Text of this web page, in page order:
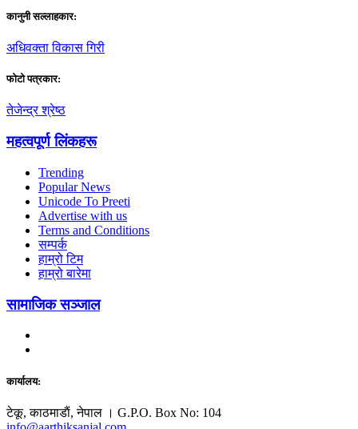
कानुनी सल्लाहकार:
अधिवक्ता विकास गिरी
फाेटाे पत्रकार:
तेजेन्द्र श्रेष्ठ
महत्वपूर्ण लिंकहरू
Trending
Popular News
Unicode To Preeti
Advertise with us
Terms and Conditions
सम्पर्क
हाम्रो टिम
हाम्रो बारेमा
सामाजिक सञ्जाल
कार्यालय:
टेकू, काठमाडाैं, नेपाल । G.P.O. Box No: 104